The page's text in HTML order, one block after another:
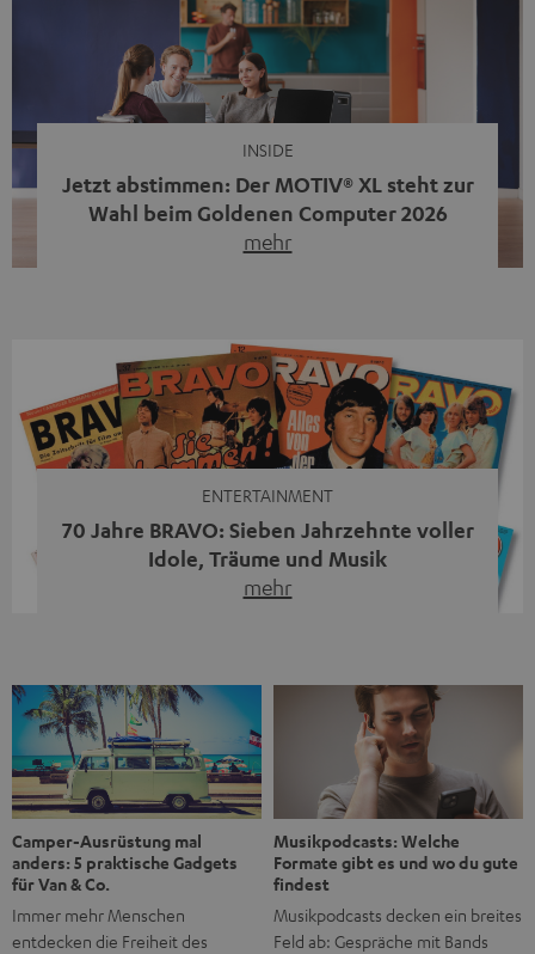
INSIDE
Jetzt abstimmen: Der MOTIV® XL steht zur
Wahl beim Goldenen Computer 2026
mehr
Streaming-System vereint hochwertige HiFi-Technik,
moderne Streaming-Funktionen und hohe Flexibilität in
einem einzigen Gerät – und zeigt, dass man für großen
Sound heute keine klassische HiFi-Anlage mehr braucht.
ENTERTAINMENT
70 Jahre BRAVO: Sieben Jahrzehnte voller
Idole, Träume und Musik
mehr
1956 begleitet das Magazin Jugendliche durch Rock und
Pop, kleine Schwärmereien und große Fragen. Zum 70.
Jubiläum werfen wir einen Blick zurück. Vom Filmheft zur
Jugendmarke: Wie die BRAVO ihren Ton fand Als die […]
Camper-Ausrüstung mal
anders: 5 praktische Gadgets
für Van & Co.
Immer mehr Menschen
entdecken die Freiheit des
Musikpodcasts: Welche
Formate gibt es und wo du gute
findest
Musikpodcasts decken ein breites
Feld ab: Gespräche mit Bands